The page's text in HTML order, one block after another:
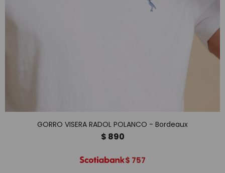
GORRO VISERA RADOL POLANCO - Bordeaux
$ 890
$ 757